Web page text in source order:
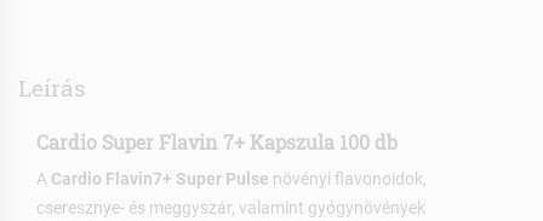
Leírás
Cardio Super Flavin 7+ Kapszula 100 db
A Cardio Flavin7+ Super Pulse növényi flavonoidok,
cseresznye- és meggyszár, valamint gyógynövények